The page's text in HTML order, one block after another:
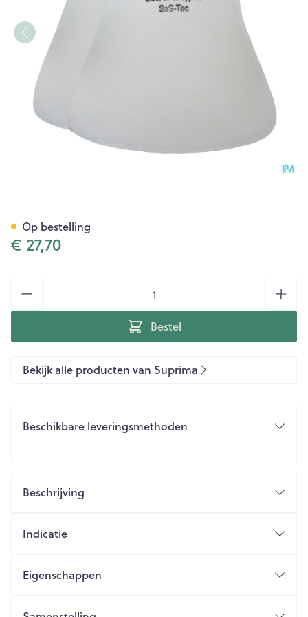
€ 27,70
Bestel
Op bestelling
Bekijk alle producten van Suprima
Beschikbare leveringsmethoden
Beschrijving
Indicatie
Eigenschappen